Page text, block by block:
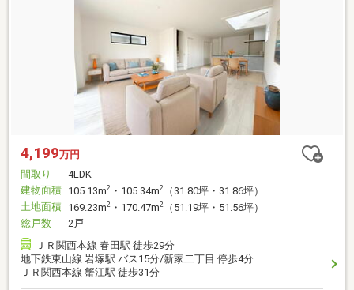
4,199万円
間取り
4LDK
建物面積 105.13m2 ・105.34m2
（31.80坪・31.86坪）
土地面積 169.23m2 ・170.47m2
（51.19坪・51.56坪）
総戸数
2戸
ＪＲ関西本線 春田駅 徒歩29分
地下鉄東山線 岩塚駅 バス15分/新家二丁目 停歩4分
ＪＲ関西本線 蟹江駅 徒歩31分